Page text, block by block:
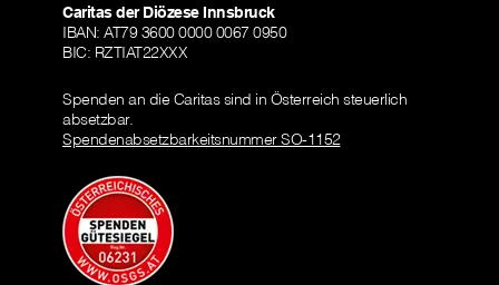
Caritas der Diözese Innsbruck
IBAN: AT79 3600 0000 0067 0950
BIC: RZTIAT22XXX
Spenden an die Caritas sind in Österreich steuerlich
absetzbar.
Spendenabsetzbarkeitsnummer SO-1152